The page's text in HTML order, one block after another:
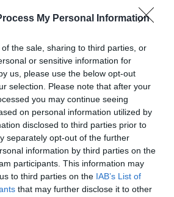
My Personal Information
the sale, sharing to third parties, or
or sensitive information for
us, please use the below opt-out
selection. Please note that after your
you may continue seeing
on personal information utilized by
disclosed to third parties prior to
separately opt-out of the further
information by third parties on the
participants. This information may
to third parties on the IAB’s List of
that may further disclose it to other
τα ασπράδια από
τη σοκολάτα σε
τα ασπράδια σε
μέσα στη λιωμένη
των αβγών και το
το μείγμα των
σε τρεις δόσεις και